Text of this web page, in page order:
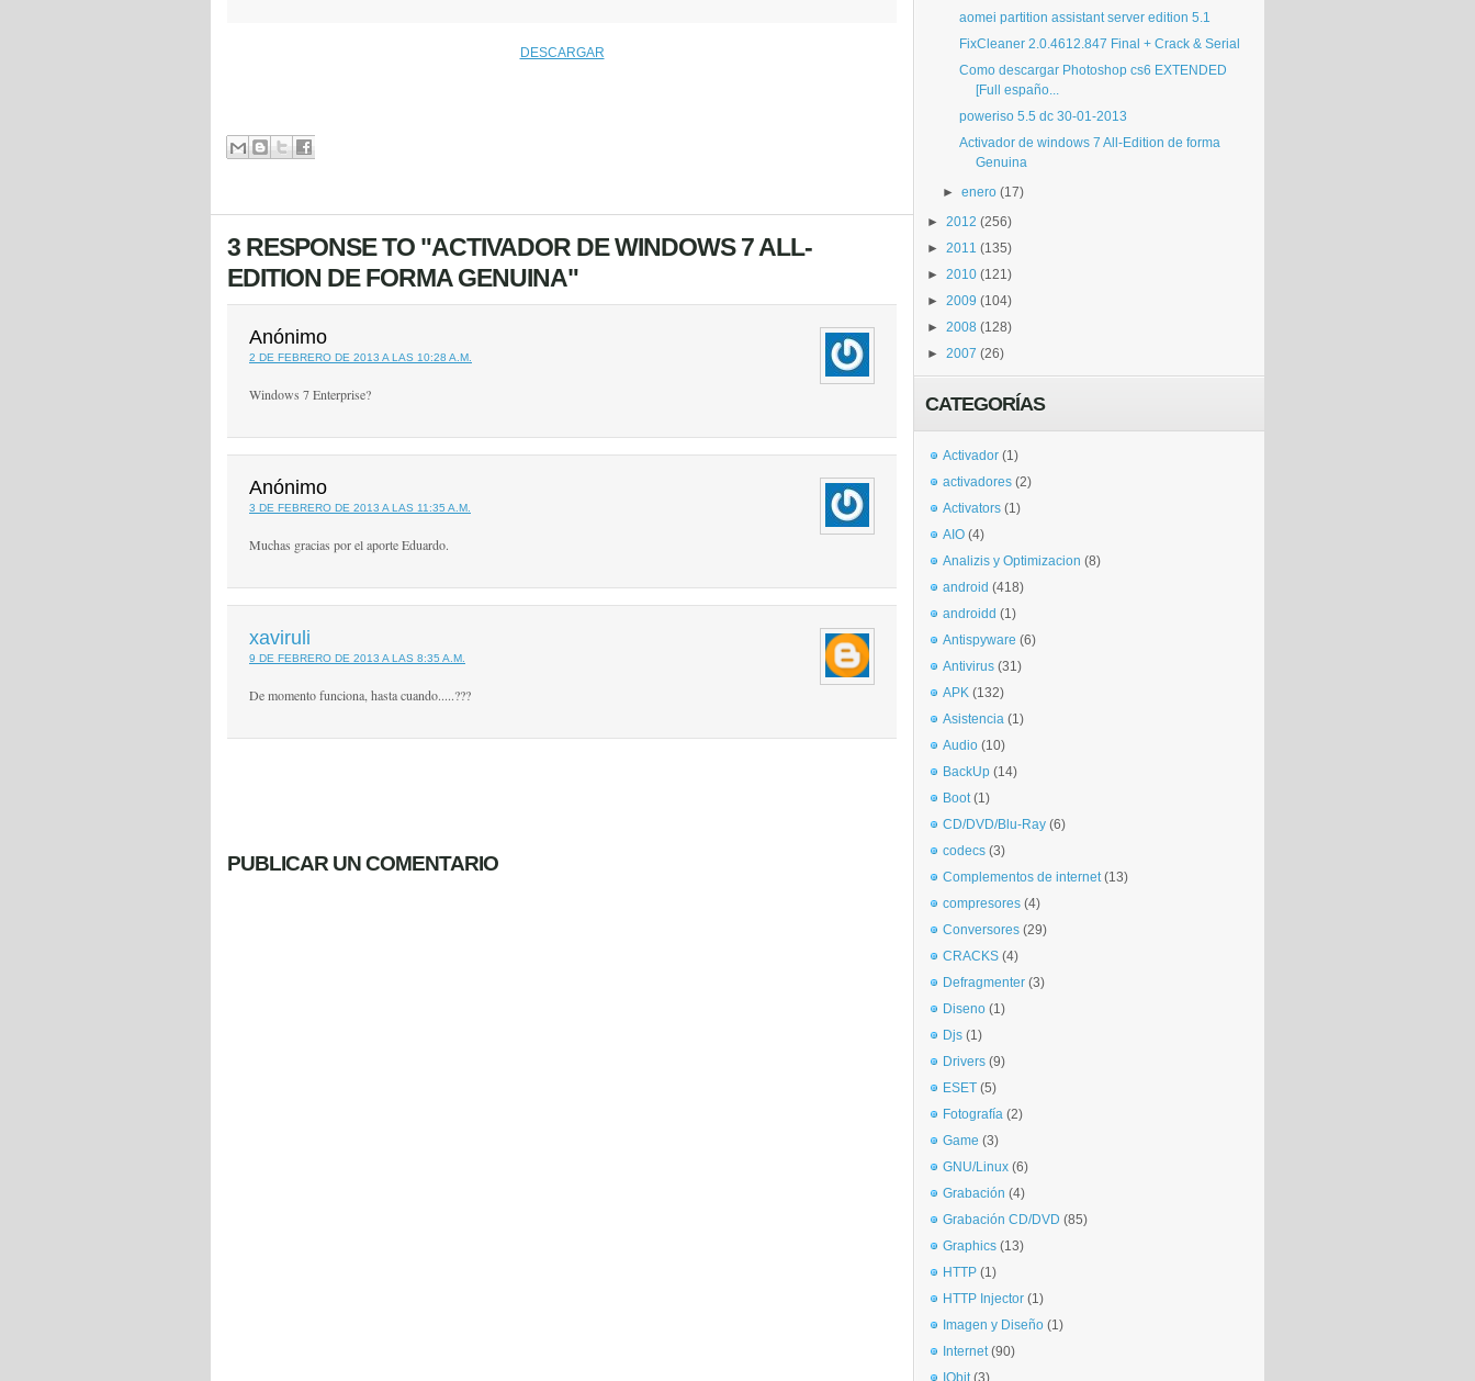
DESCARGAR
3 RESPONSE TO "ACTIVADOR DE WINDOWS 7 ALL-
EDITION DE FORMA GENUINA"
Anónimo
2 DE FEBRERO DE 2013 A LAS 10:28 A.M.
Windows 7 Enterprise?
Anónimo
3 DE FEBRERO DE 2013 A LAS 11:35 A.M.
Muchas gracias por el aporte Eduardo.
xaviruli
9 DE FEBRERO DE 2013 A LAS 8:35 A.M.
De momento funciona, hasta cuando.....???
PUBLICAR UN COMENTARIO
aomei partition assistant server edition 5.1
FixCleaner 2.0.4612.847 Final + Crack & Serial
Como descargar Photoshop cs6 EXTENDED
[Full españo...
poweriso 5.5 dc 30-01-2013
Activador de windows 7 All-Edition de forma
Genuina
►enero (17)
► 2012 (256)
► 2011 (135)
► 2010 (121)
► 2009 (104)
► 2008 (128)
► 2007 (26)
CATEGORÍAS
Activador (1)
activadores (2)
Activators (1)
AIO (4)
Analizis y Optimizacion (8)
android (418)
androidd (1)
Antispyware (6)
Antivirus (31)
APK (132)
Asistencia (1)
Audio (10)
BackUp (14)
Boot (1)
CD/DVD/Blu-Ray (6)
codecs (3)
Complementos de internet (13)
compresores (4)
Conversores (29)
CRACKS (4)
Defragmenter (3)
Diseno (1)
Djs (1)
Drivers (9)
ESET (5)
Fotografía (2)
Game (3)
GNU/Linux (6)
Grabación (4)
Grabación CD/DVD (85)
Graphics (13)
HTTP (1)
HTTP Injector (1)
Imagen y Diseño (1)
Internet (90)
IObit (3)